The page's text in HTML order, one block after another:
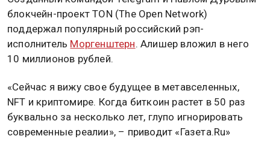
блокчейн-проект TON (The Open Network)
поддержал популярный российский рэп-
исполнитель Моргенштерн. Алишер вложил в него
10 миллионов рублей.
«Сейчас я вижу свое будущее в метавселенных,
NFT и криптомире. Когда биткоин растет в 50 раз
буквально за несколько лет, глупо игнорировать
современные реалии», – приводит «Газета.Ru»